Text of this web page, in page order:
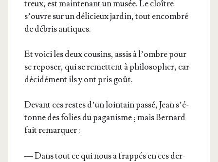
treux, est main­te­nant un musée. Le cloître
s’ouvre sur un déli­cieux jar­din, tout encom­bré
de débris antiques.
Et voi­ci les deux cou­sins, assis à l’ombre pour
se repo­ser, qui se remettent à phi­lo­so­pher, car
déci­dé­ment ils y ont pris goût.
Devant ces restes d’un loin­tain pas­sé, Jean s’é­
tonne des folies du paga­nisme ; mais Ber­nard
fait remarquer :
— Dans tout ce qui nous a frap­pés en ces der­